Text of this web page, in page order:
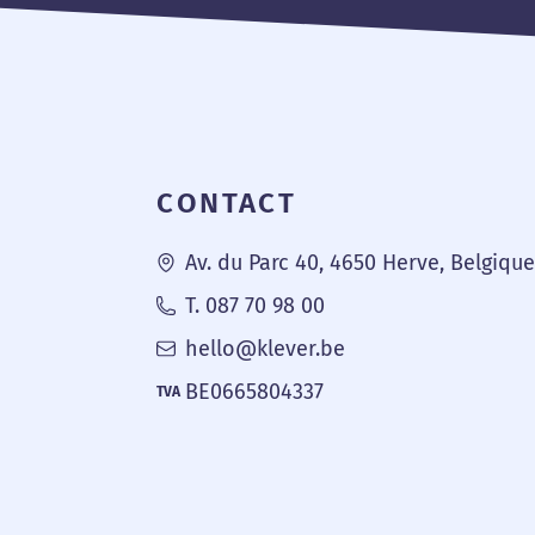
Pied de page
CONTACT
Av. du Parc 40, 4650 Herve, Belgique
T. 087 70 98 00
hello@klever.be
TVA BE0665804337